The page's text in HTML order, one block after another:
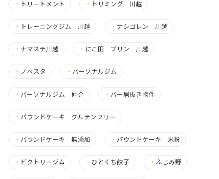
・ トリートメント ・ トリミング 川越
・ トレーニングジム 川越 ・ ナシゴレン 川越
・ ナマステ川越 ・ にこ田 プリン 川越
・ ノベスタ ・ パーソナルジム
・ パーソナルジム 仲介 ・ バー居抜き物件
・ パウンドケーキ グルテンフリー
・ パウンドケーキ 無添加 ・ パウンドケーキ 米粉
・ ビクトリージム ・ ひとくち餃子 ・ふじみ野